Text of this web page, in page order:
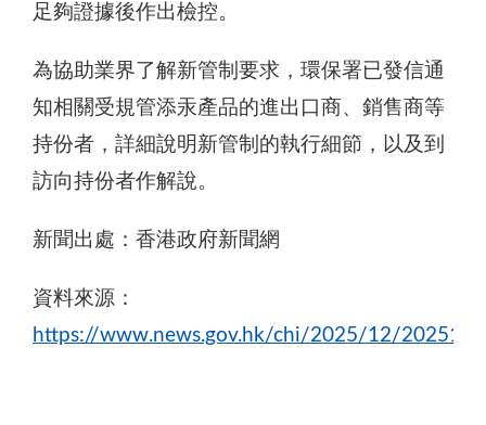
足夠證據後作出檢控。
為協助業界了解新管制要求，環保署已發信通
知相關受規管添汞產品的進出口商、銷售商等
持份者，詳細說明新管制的執行細節，以及到
訪向持份者作解說。
新聞出處：香港政府新聞網
資料來源：
https://www.news.gov.hk/chi/2025/12/